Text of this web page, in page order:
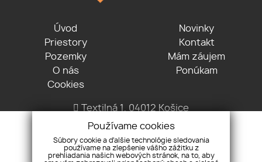
Úvod
Priestory
Pozemky
O nás
Cookies
Novinky
Kontakt
Mám záujem
Ponúkam
Textilná 1, 04012 Košice
+421 915 322 431
office@lvreality.sk
Používame cookies
Súbory cookie a ďalšie technológie sledovania
používame na zlepšenie vášho zážitku z
prehliadania našich webových stránok, na to, aby